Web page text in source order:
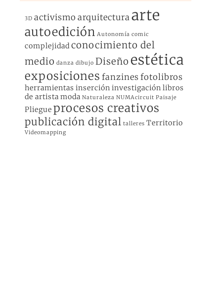
3D activismo arquitecturaarte
autoedición Autonomía comic
complejidad conocimiento del
medio danza dibujo Diseño estética
exposiciones fanzinesfotolibros
herramientas inserción investigación libros
de artista moda Naturaleza NUMAcircuit Paisaje
Pliegue procesos creativos
publicación digital talleres Territorio
Videomapping